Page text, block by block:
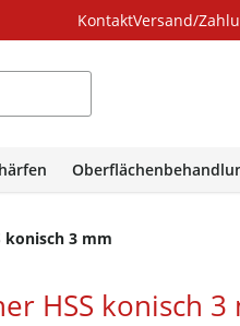
KontaktVersand/
konisch 3 mm
HSS konisch 3